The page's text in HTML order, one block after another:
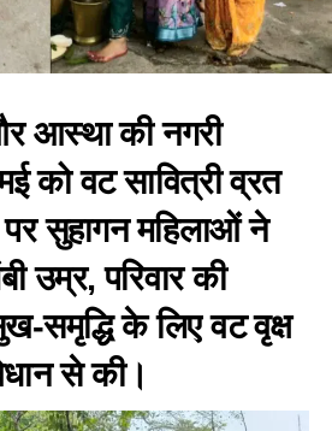
आस्था की नगरी
को वट सावित्री व्रत
सुहागन महिलाओं ने
उम्र, परिवार की
समृद्धि के लिए वट वृक्ष
से की।